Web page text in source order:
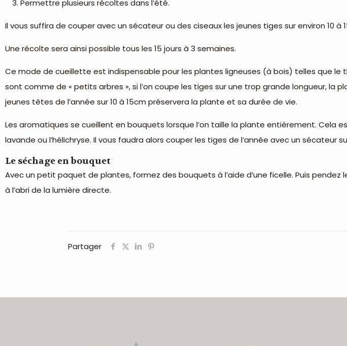
Permettre plusieurs récoltes dans l’été.
Il vous suffira de couper avec un sécateur ou des ciseaux les jeunes tiges sur environ 10 à
Une récolte sera ainsi possible tous les 15 jours à 3 semaines.
Ce mode de cueillette est indispensable pour les plantes ligneuses (à bois) telles que le
sont comme de « petits arbres », si l’on coupe les tiges sur une trop grande longueur,
jeunes têtes de l’année sur 10 à 15cm préservera la plante et sa durée de vie.
Les aromatiques se cueillent en bouquets lorsque l’on taille la plante entièrement. Cela
lavande ou l’hélichryse. Il vous faudra alors couper les tiges de l’année avec un sécateur
Le séchage en bouquet
Avec un petit paquet de plantes, formez des bouquets à l’aide d’une ficelle. Puis
à l’abri de la lumière directe.
Partager